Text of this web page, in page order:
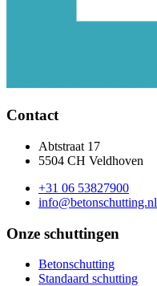
Contact
Abtstraat 17
5504 CH Veldhoven
+31 06 53827900
info@betonschutting.nl
Onze schuttingen
Betonschutting
Standaard schutting